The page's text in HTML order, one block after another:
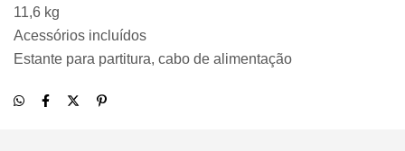
11,6 kg
Acessórios incluídos
Estante para partitura, cabo de alimentação